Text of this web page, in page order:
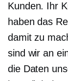
Kunden. Ihr
haben das
damit zu
sind wir an
die Daten